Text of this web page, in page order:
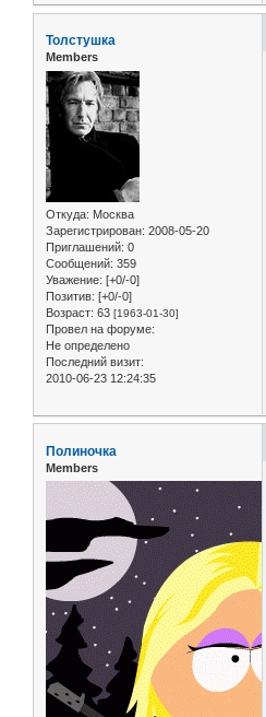
Толстушка
Members
Откуда: Москва
Зарегистрирован: 2008-05-20
Приглашений: 0
Сообщений: 359
Уважение: [+0/-0]
Позитив: [+0/-0]
Возраст: 63 [1963-01-30]
Провел на форуме:
Не определено
Последний визит:
2010-06-23 12:24:35
Полиночка
Members